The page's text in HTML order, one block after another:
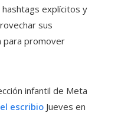
explícitos y
sus
para promover
infantil de Meta
el escribio Jueves en